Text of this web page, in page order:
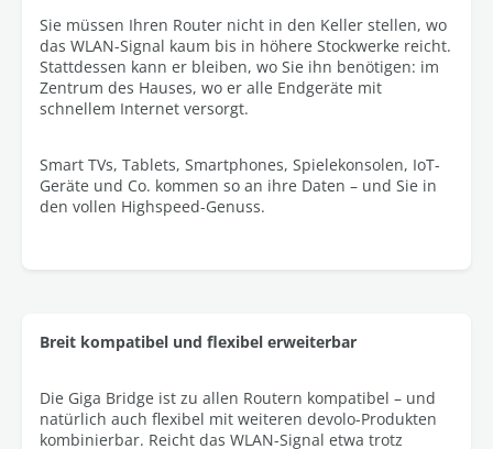
Sie müssen Ihren Router nicht in den Keller stellen, wo
das WLAN-Signal kaum bis in höhere Stockwerke reicht.
Stattdessen kann er bleiben, wo Sie ihn benötigen: im
Zentrum des Hauses, wo er alle Endgeräte mit
schnellem Internet versorgt.
Smart TVs, Tablets, Smartphones, Spielekonsolen, IoT-
Geräte und Co. kommen so an ihre Daten – und Sie in
den vollen Highspeed-Genuss.
Breit kompatibel und flexibel erweiterbar
Die Giga Bridge ist zu allen Routern kompatibel – und
natürlich auch flexibel mit weiteren devolo-Produkten
kombinierbar. Reicht das WLAN-Signal etwa trotz